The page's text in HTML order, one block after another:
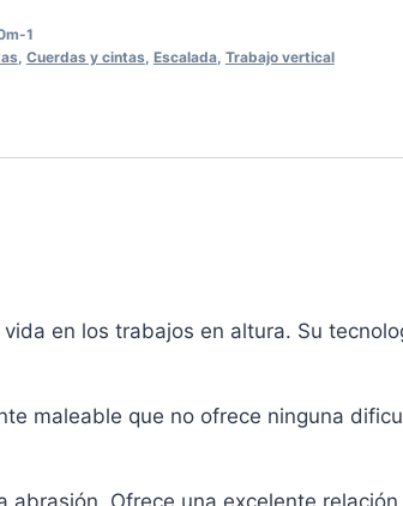
1
, Cuerdas y cintas, Escalada, Trabajo vertical
en los trabajos en altura. Su
maleable que no ofrece ninguna
Ofrece una excelente